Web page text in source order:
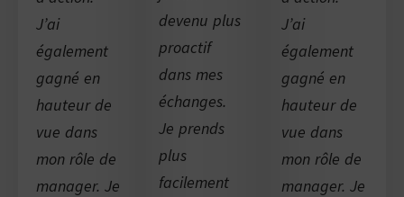
J’ai
également
gagné en
hauteur de
vue dans
mon rôle de
manager. Je
devenu plus
proactif
dans mes
échanges.
Je prends
plus
facilement
J’ai
également
gagné en
hauteur de
vue dans
mon rôle de
manager. Je